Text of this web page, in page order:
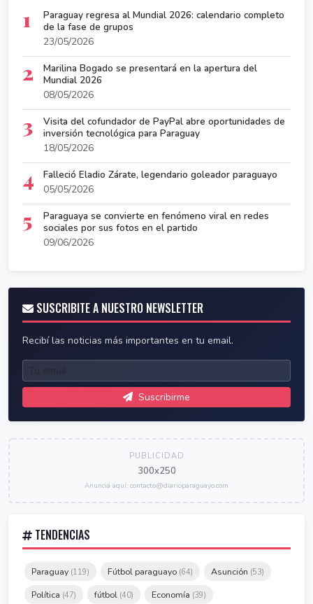
1
Paraguay regresa al Mundial 2026: calendario completo
de la fase de grupos
23/05/2026
2
Marilina Bogado se presentará en la apertura del
Mundial 2026
08/05/2026
3
Visita del cofundador de PayPal abre oportunidades de
inversión tecnológica para Paraguay
18/05/2026
4
Falleció Eladio Zárate, legendario goleador paraguayo
05/05/2026
5
Paraguaya se convierte en fenómeno viral en redes
sociales por sus fotos en el partido
09/06/2026
SUSCRIBITE A NUESTRO NEWSLETTER
Recibí las noticias más importantes en tu email.
Suscribirme
PUBLICIDAD
300x250
Anunciá aquí: contacto@diarioparaguayo.com
TENDENCIAS
Paraguay (119) Fútbol paraguayo (64) Asunción (53)
Política (47) fútbol (40) Economía (39)